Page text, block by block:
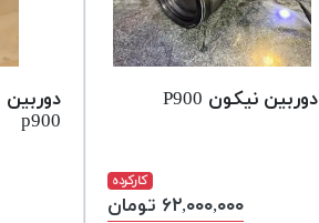
دوربین نیکون P900
کارکرده
۶۲,۰۰۰,۰۰۰ تومان
p900